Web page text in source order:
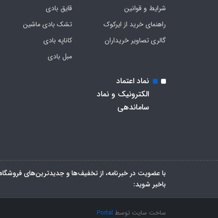
شرایط و قوانین
راهنمای خرید از ایرکوک
گالری تصاویر خریداران
قایق بادی
تشک بادی ماشین
کاناپه بادی
مبل بادی
نماد اعتماد
الکترونیک و نماد
ساماندهی
با عضویت در خبرنامه، از تخفیف‌ها و جدیدترین‌های فروشگاه
باخبر شوید:
ساخت سایت توسط Portal